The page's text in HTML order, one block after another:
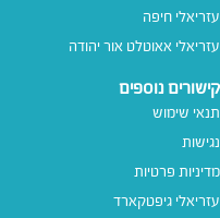
עזריאלי חיפה
עזריאלי אאוטלט אור יהודה
קישורים נוספים
תנאי שימוש
נגישות
מדיניות פרטיות
עזריאלי גיפטקארד